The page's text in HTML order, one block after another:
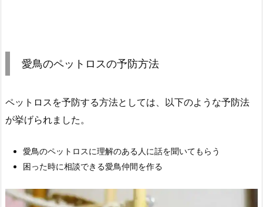
愛鳥のペットロスの予防方法
ペットロスを予防する方法としては、以下のような予防法
が挙げられました。
愛鳥のペットロスに理解のある人に話を聞いてもらう
困った時に相談できる愛鳥仲間を作る